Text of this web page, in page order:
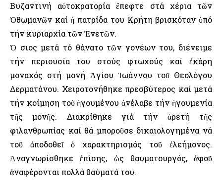
Βυζαντινή αὐτοκρατορία ἔπεφτε στά χέρια τῶν
Ὀθωμανῶν καί ἡ πατρίδα του Κρήτη βρισκόταν ὑπό
τήν κυριαρχία τῶν Ἐνετῶν.
Ὁ Ὅσιος μετά τό θάνατο τῶν γονέων του, διένειμε
τήν περιουσία του στούς φτωχούς καί ἐκάρη
μοναχός στή μονή Ἁγίου Ἰωάννου τοῦ Θεολόγου
Δερματάνου. Χειροτονήθηκε πρεσβύτερος καί μετά
τήν κοίμηση τοῦ ἡγουμένου ἀνέλαβε τήν ἡγουμενία
τῆς μονῆς. Διακρίθηκε γιά τήν ἀρετή τῆς
φιλανθρωπίας καί θά μποροῦσε δικαιολογημένα νά
τοῦ ἀποδοθεῖ ὁ χαρακτηρισμός τοῦ ἐλεήμονος.
Ἀναγνωρίσθηκε ἐπίσης, ὡς θαυματουργός, ἀφοῦ
ἀναφέρονται πολλά θαύματά του.